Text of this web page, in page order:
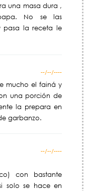
una masa dura ,
No se las
pasa la receta le
--/--/----
mucho el fainá y
una porción de
la prepara en
garbanzo.
--/--/----
con bastante
solo se hace en